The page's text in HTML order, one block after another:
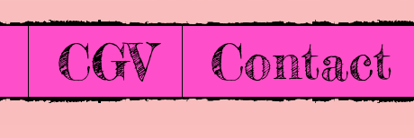
CGV Contact